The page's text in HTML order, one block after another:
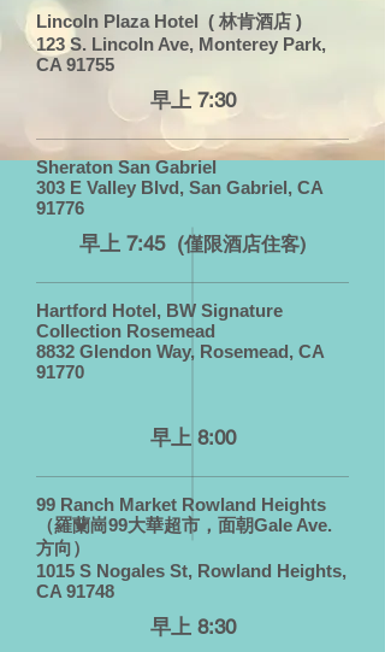
Lincoln Plaza Hotel ( 林肯酒店 )
123 S. Lincoln Ave, Monterey Park,
CA 91755
早上 7:30
Sheraton San Gabriel
303 E Valley Blvd, San Gabriel, CA
91776
早上 7:45 (僅限酒店住客)
Hartford Hotel, BW Signature
Collection Rosemead
8832 Glendon Way, Rosemead, CA
91770
早上 8:00
99 Ranch Market Rowland Heights
（羅蘭崗99大華超市，面朝Gale Ave.
方向）
1015 S Nogales St, Rowland Heights,
CA 91748
早上 8:30